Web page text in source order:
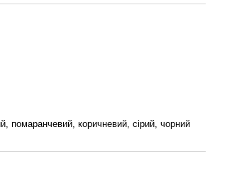
помаранчевий, коричневий, сірий, чорний